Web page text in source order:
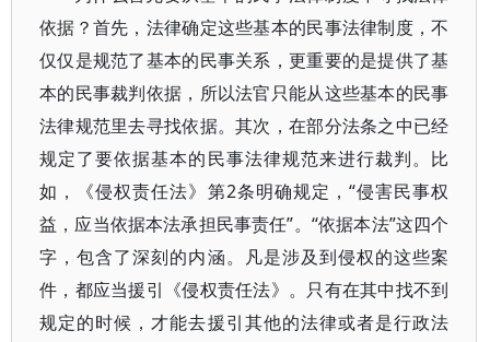
依据？首先，法律确定这些基本的民事法律制度，不
仅仅是规范了基本的民事关系，更重要的是提供了基
本的民事裁判依据，所以法官只能从这些基本的民事
法律规范里去寻找依据。其次，在部分法条之中已经
规定了要依据基本的民事法律规范来进行裁判。比
如，《侵权责任法》第2条明确规定，“侵害民事权
益，应当依据本法承担民事责任”。“依据本法”这四个
字，包含了深刻的内涵。凡是涉及到侵权的这些案
件，都应当援引《侵权责任法》。只有在其中找不到
规定的时候，才能去援引其他的法律或者是行政法